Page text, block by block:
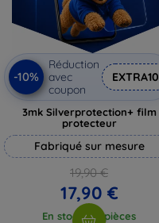
-10%
Réduction
avec
coupon
EXTRA10
3mk Silverprotection+ film
protecteur
Fabriqué sur mesure
19,90 €
17,90 €
En stock > 5 pièces